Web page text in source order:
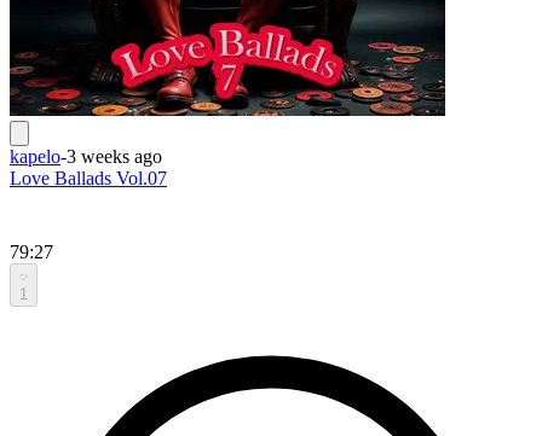
kapelo-3 weeks ago
Love Ballads Vol.07
79:27
1